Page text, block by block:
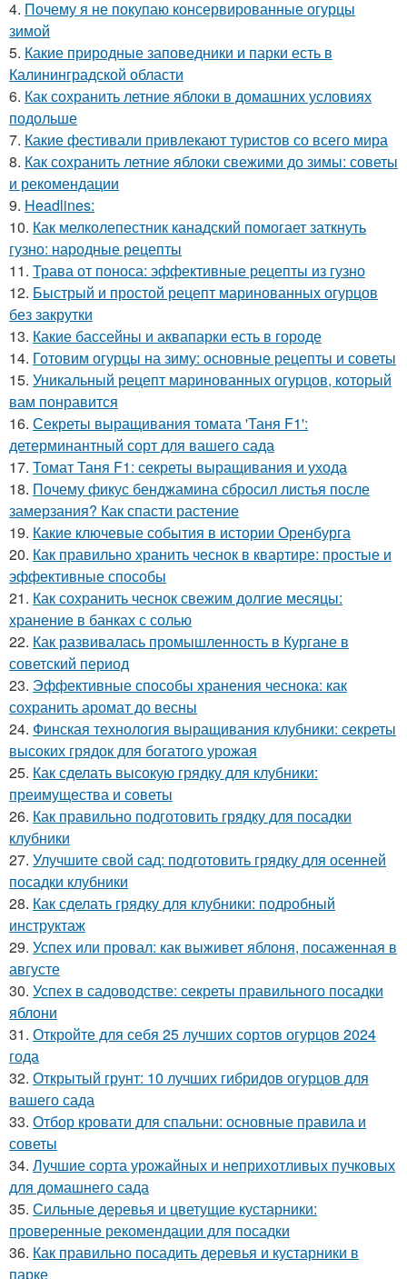
4. Почему я не покупаю консервированные огурцы
зимой
5. Какие природные заповедники и парки есть в
Калининградской области
6. Как сохранить летние яблоки в домашних условиях
подольше
7. Какие фестивали привлекают туристов со всего мира
8. Как сохранить летние яблоки свежими до зимы: советы
и рекомендации
9. Headlines:
10. Как мелколепестник канадский помогает заткнуть
гузно: народные рецепты
11. Трава от поноса: эффективные рецепты из гузно
12. Быстрый и простой рецепт маринованных огурцов
без закрутки
13. Какие бассейны и аквапарки есть в городе
14. Готовим огурцы на зиму: основные рецепты и советы
15. Уникальный рецепт маринованных огурцов, который
вам понравится
16. Секреты выращивания томата 'Таня F1':
детерминантный сорт для вашего сада
17. Томат Таня F1: секреты выращивания и ухода
18. Почему фикус бенджамина сбросил листья после
замерзания? Как спасти растение
19. Какие ключевые события в истории Оренбурга
20. Как правильно хранить чеснок в квартире: простые и
эффективные способы
21. Как сохранить чеснок свежим долгие месяцы:
хранение в банках с солью
22. Как развивалась промышленность в Кургане в
советский период
23. Эффективные способы хранения чеснока: как
сохранить аромат до весны
24. Финская технология выращивания клубники: секреты
высоких грядок для богатого урожая
25. Как сделать высокую грядку для клубники:
преимущества и советы
26. Как правильно подготовить грядку для посадки
клубники
27. Улучшите свой сад: подготовить грядку для осенней
посадки клубники
28. Как сделать грядку для клубники: подробный
инструктаж
29. Успех или провал: как выживет яблоня, посаженная в
августе
30. Успех в садоводстве: секреты правильного посадки
яблони
31. Откройте для себя 25 лучших сортов огурцов 2024
года
32. Открытый грунт: 10 лучших гибридов огурцов для
вашего сада
33. Отбор кровати для спальни: основные правила и
советы
34. Лучшие сорта урожайных и неприхотливых пучковых
для домашнего сада
35. Сильные деревья и цветущие кустарники:
проверенные рекомендации для посадки
36. Как правильно посадить деревья и кустарники в
парке